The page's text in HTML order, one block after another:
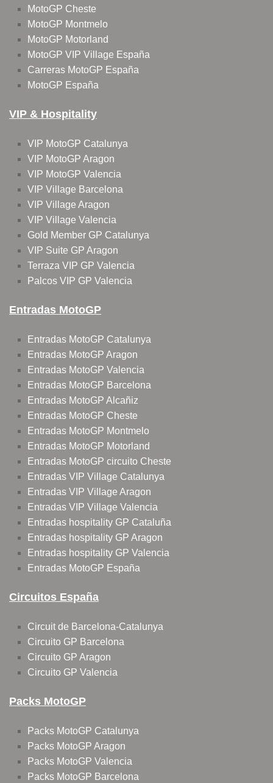
MotoGP Cheste
MotoGP Montmelo
MotoGP Motorland
MotoGP VIP Village España
Carreras MotoGP España
MotoGP España
VIP & Hospitality
VIP MotoGP Catalunya
VIP MotoGP Aragon
VIP MotoGP Valencia
VIP Village Barcelona
VIP Village Aragon
VIP Village Valencia
Gold Member GP Catalunya
VIP Suite GP Aragon
Terraza VIP GP Valencia
Palcos VIP GP Valencia
Entradas MotoGP
Entradas MotoGP Catalunya
Entradas MotoGP Aragon
Entradas MotoGP Valencia
Entradas MotoGP Barcelona
Entradas MotoGP Alcañiz
Entradas MotoGP Cheste
Entradas MotoGP Montmelo
Entradas MotoGP Motorland
Entradas MotoGP circuito Cheste
Entradas VIP Village Catalunya
Entradas VIP Village Aragon
Entradas VIP Village Valencia
Entradas hospitality GP Cataluña
Entradas hospitality GP Aragon
Entradas hospitality GP Valencia
Entradas MotoGP España
Circuitos España
Circuit de Barcelona-Catalunya
Circuito GP Barcelona
Circuito GP Aragon
Circuito GP Valencia
Packs MotoGP
Packs MotoGP Catalunya
Packs MotoGP Aragon
Packs MotoGP Valencia
Packs MotoGP Barcelona